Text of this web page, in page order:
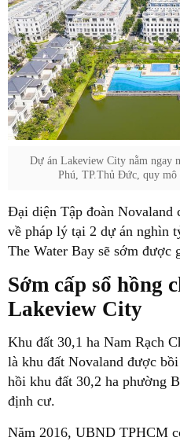
Dự án Lakeview City nằm ngay
Phú, TP.Thủ Đức, quy mô
Đại diện Tập đoàn Novaland
về pháp lý tại 2 dự án nghìn
The Water Bay sẽ sớm được
Sớm cấp sổ hồng
Lakeview City
Khu đất 30,1 ha Nam Rạch
là khu đất Novaland được
hồi khu đất 30,2 ha phường
định cư.
Năm 2016, UBND TPHCM